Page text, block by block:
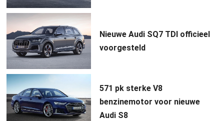
Nieuwe Audi SQ7 TDI officieel
voorgesteld
571 pk sterke V8
benzinemotor voor nieuwe
Audi S8